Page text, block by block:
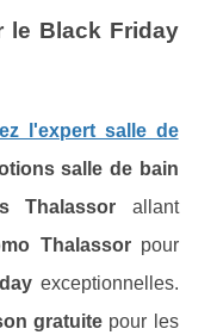
le Black Friday
l'expert salle de
salle de bain
Thalassor allant
Thalassorpour
exceptionnelles.
gratuitepour les